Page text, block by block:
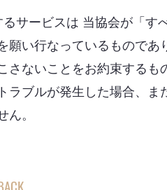
サービスは 当協会が「す
願い行なっているものであ
ないことをお約束するも
ラブルが発生した場合、ま
ん。